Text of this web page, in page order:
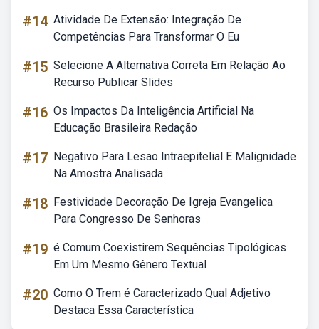
#14 Atividade De Extensão: Integração De
Competências Para Transformar O Eu
#15 Selecione A Alternativa Correta Em Relação Ao
Recurso Publicar Slides
#16 Os Impactos Da Inteligência Artificial Na
Educação Brasileira Redação
#17 Negativo Para Lesao Intraepitelial E Malignidade
Na Amostra Analisada
#18 Festividade Decoração De Igreja Evangelica
Para Congresso De Senhoras
#19 é Comum Coexistirem Sequências Tipológicas
Em Um Mesmo Gênero Textual
#20 Como O Trem é Caracterizado Qual Adjetivo
Destaca Essa Característica